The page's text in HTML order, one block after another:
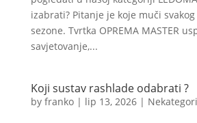
izabrati? Pitanje je koje muči
sezone. Tvrtka OPREMA MASTER
savjetovanje,...
Koji sustav rashlade odabrati ?
by franko| lip 13, 2026|